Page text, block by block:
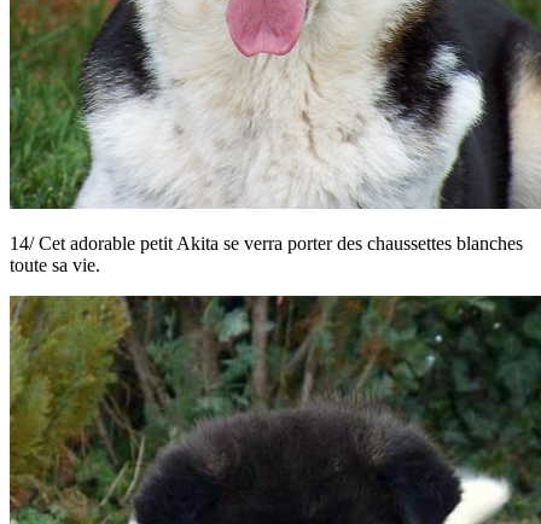
14/ Cet adorable petit Akita se verra porter des chaussettes blanches
toute sa vie.